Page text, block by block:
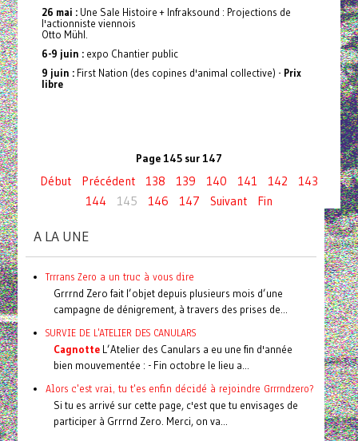
26 mai :Une Sale Histoire + Infraksound : Projections de
l'actionniste viennois
Otto Mühl.
6-9 juin :expo Chantier public
9 juin :First Nation (des copines d'animal collective) - Prix
libre
Page 145 sur 147
Début Précédent 138 139 140 141 142
143
144
145 146 147 Suivant Fin
A LA UNE
Trrrans Zero a un truc à vous dire
Grrrnd Zero fait l’objet depuis plusieurs mois d’une
campagne de dénigrement, à travers des prises de...
SURVIE DE L'ATELIER DES CANULARS
CagnotteL’Atelier des Canulars a eu une fin d'année
bien mouvementée : - Fin octobre le lieu a...
Alors c'est vrai, tu t'es enfin décidé à rejoindre Grrrndzero?
Si tu es arrivé sur cette page, c'est que tu envisages de
participer à Grrrnd Zero. Merci, on va...